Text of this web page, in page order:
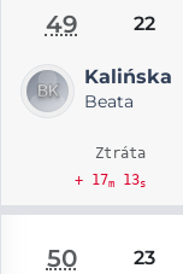
49 22
Kalińska
Beata
Ztráta
+ 17m13s
50 23